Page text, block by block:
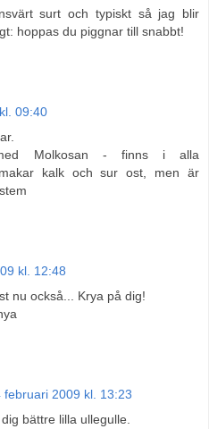
surt och typiskt så jag blir
hoppas du piggnar till snabbt!
09:40
Molkosan - finns i alla
kalk och sur ost, men är
kl. 12:48
nu också... Krya på dig!
februari 2009 kl. 13:23
bättre lilla ullegulle.